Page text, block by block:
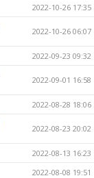
2022-10-26 17:35
2022-10-26 06:07
2022-09-23 09:32
2022-09-01 16:58
2022-08-28 18:06
2022-08-23 20:02
2022-08-13 16:23
2022-08-08 19:51